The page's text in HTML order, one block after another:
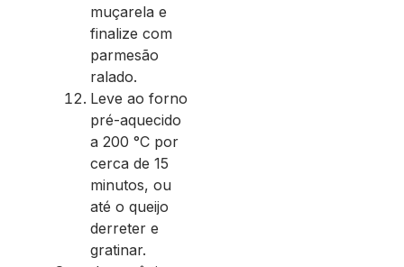
muçarela e
finalize com
parmesão
ralado.
Leve ao forno
pré-aquecido
a 200 °C por
cerca de 15
minutos, ou
até o queijo
derreter e
gratinar.